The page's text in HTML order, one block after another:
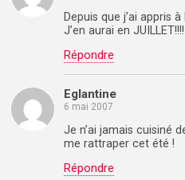
Depuis que j’ai appris
J’en aurai en
Répondre
Eglantine
6 mai 2007
Je n’ai jamais cuisiné
me rattraper cet été !
Répondre